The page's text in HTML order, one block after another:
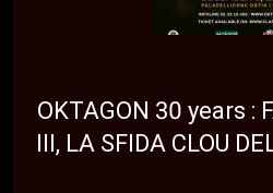
OKTAGON 30 years :
III, LA SFIDA CLOU